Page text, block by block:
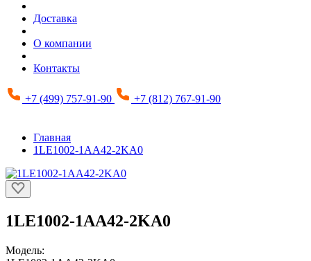
Доставка
О компании
Контакты
+7 (499) 757-91-90 +7 (812) 767-91-90
Главная
1LE1002-1AA42-2KA0
1LE1002-1AA42-2KA0
Модель: